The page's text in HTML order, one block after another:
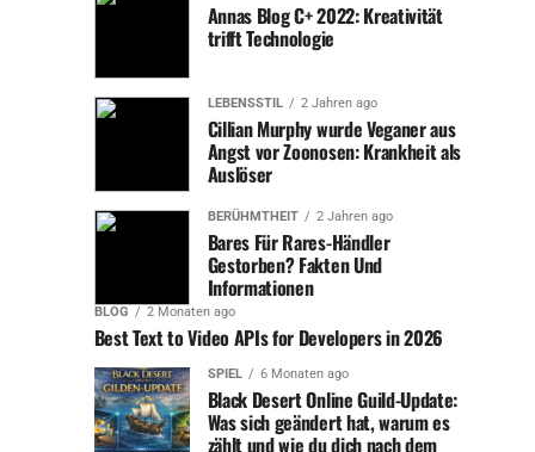
Einnahmequellen: Schauspielerei, Synchronisation und
Heinz Hönigs Haupteinnahmequelle war und ist die
Schauspielerei. Die regelmäßigen Auftritte in
erfolgreichen TV-Serien, Filmen und
Theaterproduktionen brachten ihm über die Jahre
beträchtliche Gagen ein. Besonders im deutschen
Fernsehen ist Hönig nach wie vor ein gefragter Darsteller.
Auch seine Mitwirkung in Synchronisationsprojekten
trug zu seinen Einnahmen bei. Hönig lieh seine
markante Stimme verschiedenen internationalen Stars
und Charakteren, was ihm weitere Einkünfte bescherte.
Ein weiterer wichtiger Aspekt seiner Einnahmequelle ist
seine Tätigkeit als Sprecher für Hörbücher und Hörspiele.
Diese Branche hat in den letzten Jahren einen Boom
Annas Blog C+ 2022: Kreativität
trifft Technologie
LEBENSSTIL 2 Jahren ago
Cillian Murphy wurde Veganer aus
Angst vor Zoonosen: Krankheit als
Auslöser
BERÜHMTHEIT 2 Jahren ago
Bares Für Rares-Händler
Gestorben? Fakten Und
Informationen
BLOG 2 Monaten ago
Best Text to Video APIs for Developers in 2026
SPIEL 6 Monaten ago
Black Desert Online Guild-Update:
Was sich geändert hat, warum es
zählt und wie du dich nach dem